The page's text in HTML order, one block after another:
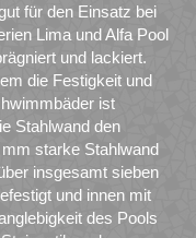
für den Einsatz bei
Lima und Alfa Pool
und lackiert.
die Festigkeit und
ist
Stahlwand den
starke Stahlwand
insgesamt sieben
und innen mit
des Pools